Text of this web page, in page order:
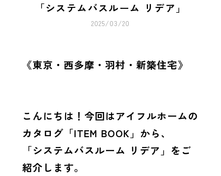
「システムバスルーム リデア」
2025/03/20
《東京・西多摩・羽村・新築住宅》
こんにちは！今回はアイフルホームの
カタログ「ITEM BOOK」から、
「システムバスルーム リデア」 をご
紹介します。